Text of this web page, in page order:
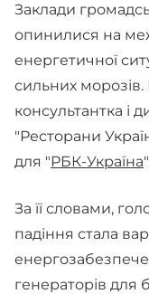
Заклади
опинилися на
енергетичної
сильних
консультантка і
"Ресторани
для "РБК-Україна
За її словами,
падіння стала
генераторів для